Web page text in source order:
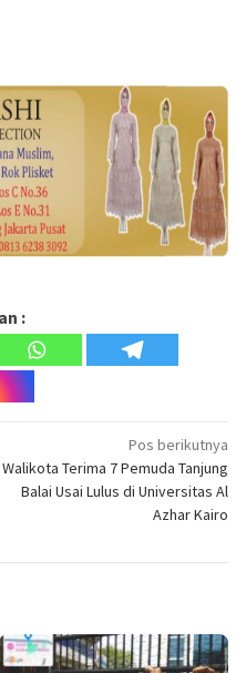
:
Pos berikutnya
Walikota Terima 7 Pemuda Tanjung
Balai Usai Lulus di Universitas Al
Azhar Kairo